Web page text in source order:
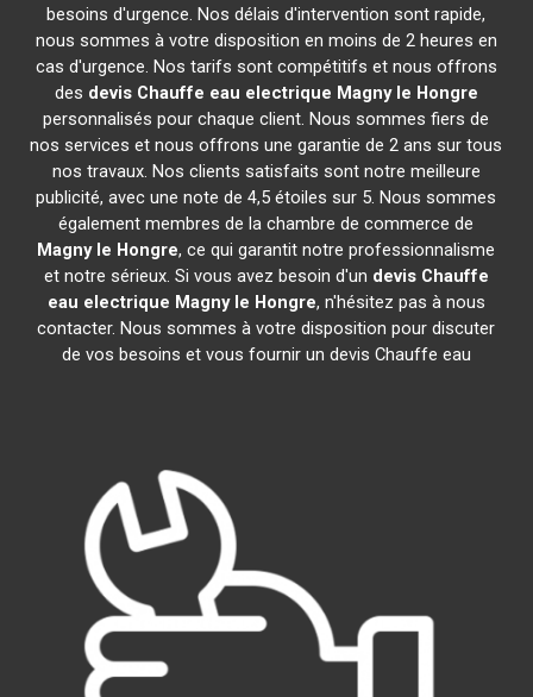
besoins d'urgence. Nos délais d'intervention sont rapide,
nous sommes à votre disposition en moins de 2 heures en
cas d'urgence. Nos tarifs sont compétitifs et nous offrons
des devis Chauffe eau electrique Magny le Hongre
personnalisés pour chaque client. Nous sommes fiers de
nos services et nous offrons une garantie de 2 ans sur tous
nos travaux. Nos clients satisfaits sont notre meilleure
publicité, avec une note de 4,5 étoiles sur 5. Nous sommes
également membres de la chambre de commerce de
Magny le Hongre, ce qui garantit notre professionnalisme
et notre sérieux. Si vous avez besoin d'un devis Chauffe
eau electrique Magny le Hongre, n'hésitez pas à nous
contacter. Nous sommes à votre disposition pour discuter
de vos besoins et vous fournir un devis Chauffe eau